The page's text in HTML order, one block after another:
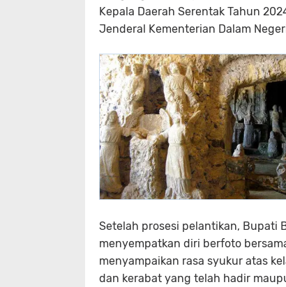
Kepala Daerah Serentak Tahun
Jenderal Kementerian Dalam
Setelah prosesi pelantikan, Bupati
menyempatkan diri berfoto
menyampaikan rasa syukur atas
dan kerabat yang telah hadir